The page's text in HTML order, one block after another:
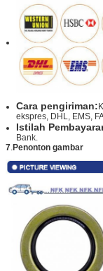
Cara pengiriman:
ekspres, DHL, EMS,
Istilah
Bank.
7.Penonton gambar